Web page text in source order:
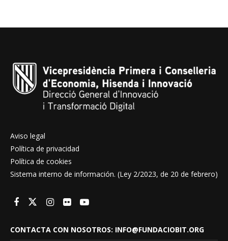
Aviso legal
Política de privacidad
Política de cookies
Sistema interno de información. (Ley 2/2023, de 20 de febrero)
CONTACTA CON NOSOTROS: INFO@FUNDACIOBIT.ORG